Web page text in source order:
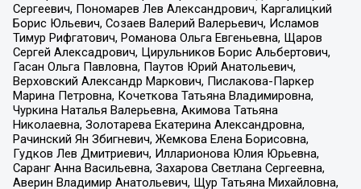
Сергеевич, Пономарев Лев Александрович, Каргалицкий
Борис Юльевич, Созаев Валерий Валерьевич, Исламов
Тимур Рифгатович, Романова Ольга Евгеньевна, Щаров
Сергей Алексадрович, Цирульников Борис Альбертович,
Гасан Ольга Павловна, Паутов Юрий Анатольевич,
Верховский Александр Маркович, Пислакова-Паркер
Марина Петровна, Кочеткова Татьяна Владимировна,
Чуркина Наталья Валерьевна, Акимова Татьяна
Николаевна, Золотарева Екатерина Александровна,
Рачинский Ян Збигневич, Жемкова Елена Борисовна,
Гудков Лев Дмитриевич, Илларионова Юлия Юрьевна,
Саранг Анна Васильевна, Захарова Светлана Сергеевна,
Аверин Владимир Анатольевич, Щур Татьяна Михайловна,